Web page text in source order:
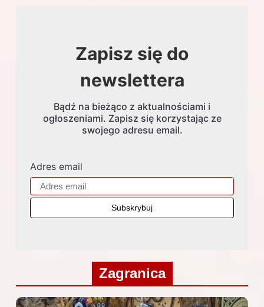
Zapisz się do
newslettera
Bądź na bieżąco z aktualnościami i
ogłoszeniami. Zapisz się korzystając ze
swojego adresu email.
Adres email
Zagranica